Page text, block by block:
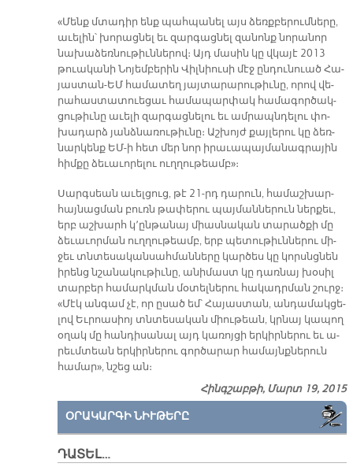
«Մենք մտա­դիր ենք պահ­պա­նել այս ձեռք­բե­րում­նե­րը,
ա­ւե­լին՝ խո­րաց­նել եւ զար­գաց­նել զա­նոնք նո­րա­նոր
նա­խա­ձեռ­նու­թիւն­նե­րով։ Այդ մա­սին կը վկա­յէ 2013
թուա­կա­նի Նո­յեմ­բե­րին Վիլ­նիու­սի մէջ ըն­դու­նուած Հա­
յաս­տան-ԵՄ հա­մա­տեղ յայ­տա­րա­րու­թիւ­նը, ո­րով վե­
րա­հաս­տա­տուե­ցաւ հա­մա­պար­փակ հա­մա­գոր­ծակ­
ցու­թիւ­նը ա­ւե­լի զար­գաց­նե­լու եւ ամ­րապն­դե­լու փո­
խա­դարձ յանձ­նա­ռու­թիւ­նը։ Աշ­խոյժ քայ­լե­րու կը ձեռ­
նար­կենք ԵՄ-ի հետ մեր նոր ի­րա­ւա­պայ­մա­նագ­րա­յին
հիմ­քը ձե­ւա­ւո­րե­լու ուղ­ղու­թեամբ»։
Սարգ­սեան ա­ւել­ցուց, թէ 21-րդ դա­րուն, հա­մաշ­խար­
հայ­նաց­ման բուռն թա­փե­րու պայ­ման­նե­րուն ներ­քեւ,
երբ աշ­խարհ կ՚ըն­թա­նայ միաս­նա­կան տա­րած­քի մը
ձե­ւա­ւոր­ման ուղ­ղու­թեամբ, երբ պե­տու­թիւն­նե­րու մի­
ջեւ տնտե­սա­կանսահ­ման­նե­րը կար­ծես կը կորսնց­նեն
ի­րենց նշա­նա­կու­թիւ­նը, ա­նի­մաստ կը դառ­նայ խօ­սիլ
տար­բեր հա­մարկ­ման մօ­տել­նե­րու հա­կադր­ման շուրջ։
«Մէկ ան­գամ չէ, որ ը­սած եմ՝ Հա­յաս­տան, ան­դա­մակ­ցե­
լով Եւ­րոա­սիոյ տնտե­սա­կան միու­թեան, կրնայ կա­պող
օ­ղակ մը հան­դի­սա­նալ այդ կա­ռոյ­ցի եր­կիր­նե­րու եւ ա­
րեւմ­տեան եր­կիր­նե­րու գոր­ծա­րար հա­մայնք­նե­րուն
հա­մար», նշեց ան։
Հինգշաբթի, Մարտ 19, 2015
ՕՐԱԿԱՐԳԻ ՆԻՒԹԵՐԸ
ԴԱՏԵԼ…